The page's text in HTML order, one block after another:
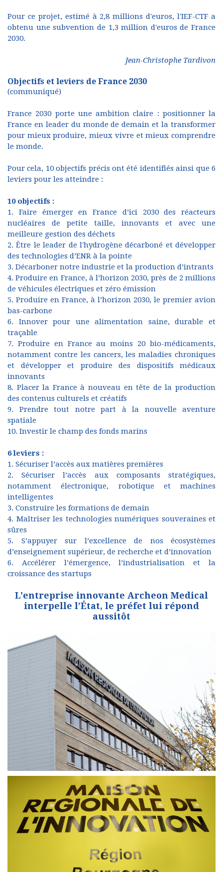
Pour ce projet, estimé à 2,8 millions d'euros, l'IEF-CTF a
obtenu une subvention de 1,3 million d'euros de France
2030.
Jean-Christophe Tardivon
Objectifs et leviers de France 2030
(communiqué)
France 2030 porte une ambition claire : positionner la
France en leader du monde de demain et la transformer
pour mieux produire, mieux vivre et mieux comprendre
le monde.
Pour cela, 10 objectifs précis ont été identifiés ainsi que 6
leviers pour les atteindre :
10 objectifs :
1. Faire émerger en France d’ici 2030 des réacteurs
nucléaires de petite taille, innovants et avec une
meilleure gestion des déchets
2. Être le leader de l'hydrogène décarboné et développer
des technologies d’ENR à la pointe
3. Décarboner notre industrie et la production d’intrants
4. Produire en France, à l’horizon 2030, près de 2 millions
de véhicules électriques et zéro émission
5. Produire en France, à l’horizon 2030, le premier avion
bas-carbone
6. Innover pour une alimentation saine, durable et
traçable
7. Produire en France au moins 20 bio-médicaments,
notamment contre les cancers, les maladies chroniques
et développer et produire des dispositifs médicaux
innovants
8. Placer la France à nouveau en tête de la production
des contenus culturels et créatifs
9. Prendre tout notre part à la nouvelle aventure
spatiale
10. Investir le champ des fonds marins
6 leviers :
1. Sécuriser l’accès aux matières premières
2. Sécuriser l’accès aux composants stratégiques,
notamment électronique, robotique et machines
intelligentes
3. Construire les formations de demain
4. Maîtriser les technologies numériques souveraines et
sûres
5. S’appuyer sur l’excellence de nos écosystèmes
d’enseignement supérieur, de recherche et d’innovation
6. Accélérer l’émergence, l’industrialisation et la
croissance des startups
L'entreprise innovante Archeon Medical
interpelle l’État, le préfet lui répond
aussitôt